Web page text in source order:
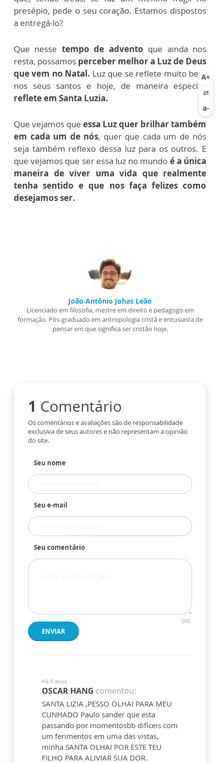
presépio, pede o seu coração. Estamos dispostos
a entregá-lo?
Que nesse tempo de advento que ainda nos
resta, possamos perceber melhor a Luz de Deus
que vem no Natal. Luz que se reflete muito bem
nos seus santos e hoje, de maneira especial,
reflete em Santa Luzia.
Que vejamos que essa Luz quer brilhar também
em cada um de nós, quer que cada um de nós
seja também reflexo dessa luz para os outros. E
que vejamos que ser essa luz no mundo é a única
maneira de viver uma vida que realmente
tenha sentido e que nos faça felizes como
desejamos ser.
João Antônio Johas Leão
Licenciado em filosofia, mestre em direito e pedagogo em
formação. Pós-graduado em antropologia cristã e entusiasta de
pensar em que significa ser cristão hoje.
1 Comentário
Os comentários e avaliações são de responsabilidade
exclusiva de seus autores e não representam a opinião
do site.
Seu nome
Seu e-mail
Seu comentário
500
ENVIAR
Há 9 anos
OSCAR HANG comentou:
SANTA LIZIA ,PESSO OLHAI PARA MEU
CUNHADO Paulo sander que esta
passando por momentosbb difíceis com
um ferimentos em uma das vistas,
minha SANTA OLHAI POR ESTE TEU
FILHO PARA ALIVIAR SUA DOR.